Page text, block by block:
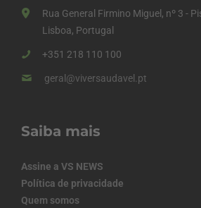
Rua General Firmino Miguel, nº 3 -
Lisboa, Portugal
+351 218 110 100
geral@viversaudavel.pt
Saiba mais
Assine a VS NEWS
Política de privacidade
Quem somos